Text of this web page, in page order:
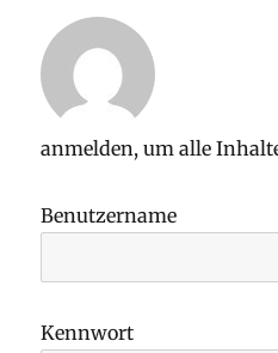
anmelden, um alle
Benutzername
Kennwort